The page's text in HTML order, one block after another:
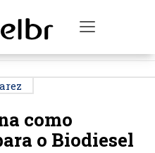
Toggle
como
o Biodiesel